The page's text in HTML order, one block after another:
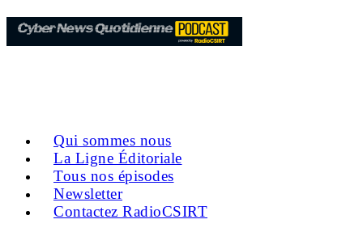
Qui sommes nous
La Ligne Éditoriale
Tous nos épisodes
Newsletter
Contactez RadioCSIRT